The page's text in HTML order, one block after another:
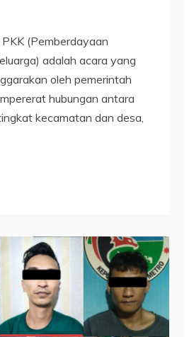
(Pemberdayaan
adalah acara yang
oleh pemerintah
hubungan antara
kecamatan dan desa,